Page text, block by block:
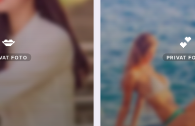
💋
FOTO
💕
PRIVAT